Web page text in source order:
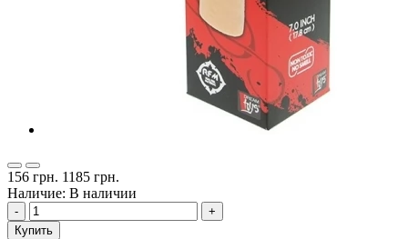
156 грн. 1185 грн.
Наличие: В наличии
-
+
Купить